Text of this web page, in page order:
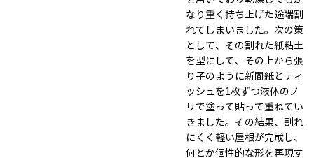
なり重く持ち上げた途端割
れてしまいました。次の策
として、その割れた紙粘土
を型にして、その上から張
り子のように新聞紙とティ
ッシュを1枚ずつ液体のノ
リで塗って貼って重ねてい
きました。その結果、割れ
にくく軽い屋根が完成し、
何とか個性的な形を再現す